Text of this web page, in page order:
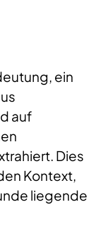
ein
auf
Dies
Kontext,
liegende